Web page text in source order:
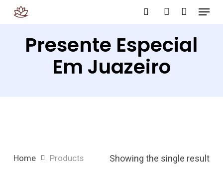
content
Menu
Presente Especial
Em Juazeiro
Showing the single result
Home Products